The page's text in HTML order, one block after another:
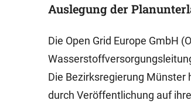
Auslegung der
Die Open Grid Europe GmbH
Die Bezirksregierung
durch Veröffentlichung auf